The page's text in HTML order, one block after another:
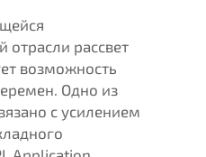
рассвет
возможность
Одно из
с усилением